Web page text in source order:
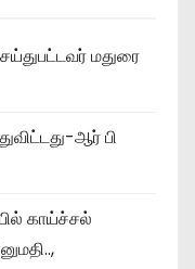
மதுரை
ஆர் பி
காய்ச்சல்